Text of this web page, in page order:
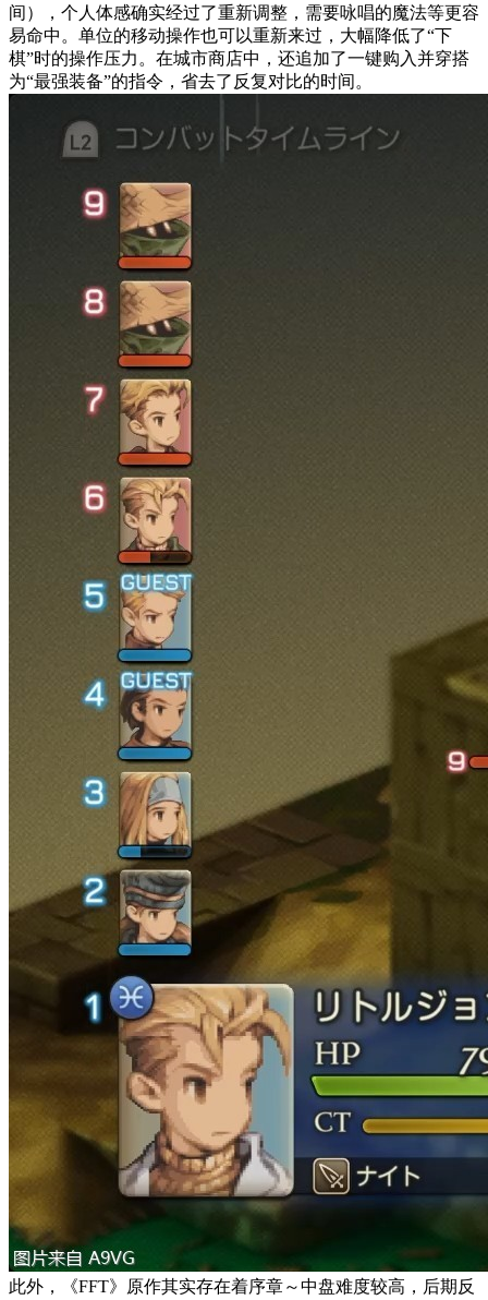
间），个人体感确实经过了重新调整，需要咏唱的魔法等更容
易命中。单位的移动操作也可以重新来过，大幅降低了“下
棋”时的操作压力。在城市商店中，还追加了一键购入并穿搭
为“最强装备”的指令，省去了反复对比的时间。
此外，《FFT》原作其实存在着序章～中盘难度较高，后期反